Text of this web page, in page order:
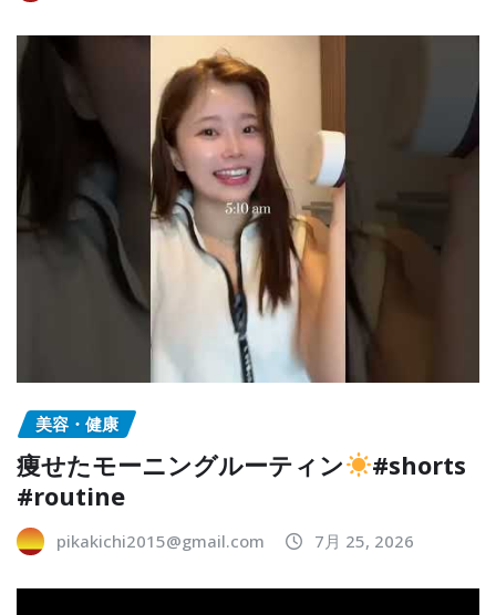
美容・健康
痩せたモーニングルーティン
#shorts
#routine
pikakichi2015@gmail.com 7月 25, 2026